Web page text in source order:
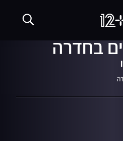
שנמלט
בחדרה